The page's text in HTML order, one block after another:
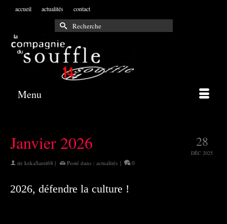
accueil actualités contact
Rechercher :
Menu
28
DÉC 2025
Janvier 2026
de kekaSanti68 | Posté dans : actualités | 0
2026, défendre la culture !